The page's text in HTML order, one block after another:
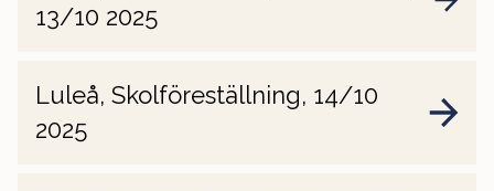
13/10 2025
Luleå, Skolföreställning, 14/10
2025